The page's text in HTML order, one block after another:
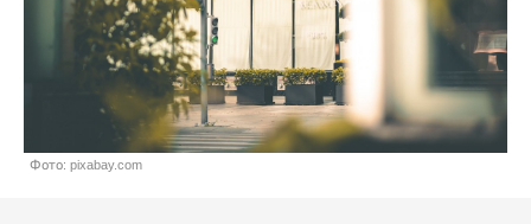
Фото: pixabay.com